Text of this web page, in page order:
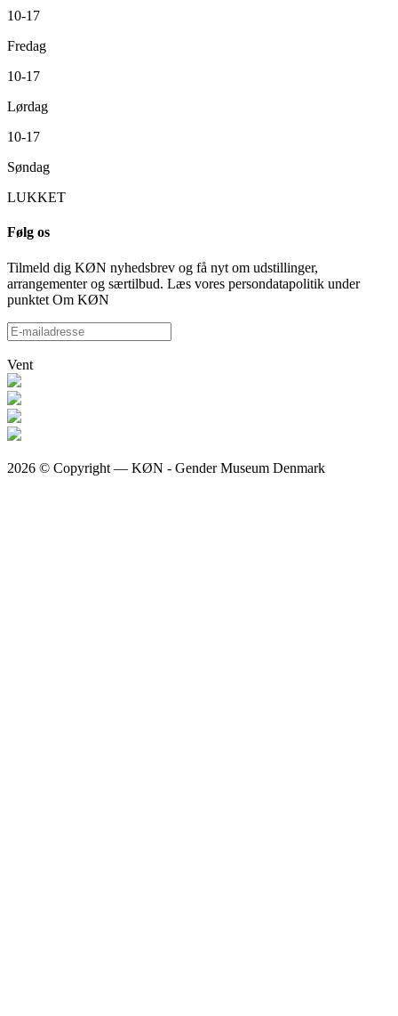
10-17
Fredag
10-17
Lørdag
10-17
Søndag
LUKKET
Følg os
Tilmeld dig KØN nyhedsbrev og få nyt om udstillinger,
arrangementer og særtilbud. Læs vores persondatapolitik under
punktet Om KØN
Vent
2026 © Copyright — KØN - Gender Museum Denmark